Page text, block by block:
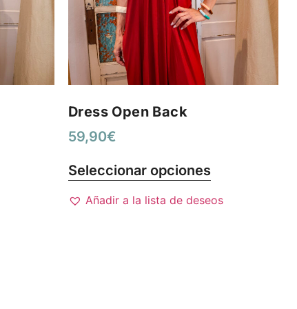
Dress Open Back
59,90€
Seleccionar opciones
Añadir a la lista de deseos